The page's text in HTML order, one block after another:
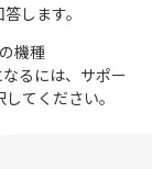
します。
機種
るには、サポー
てください。